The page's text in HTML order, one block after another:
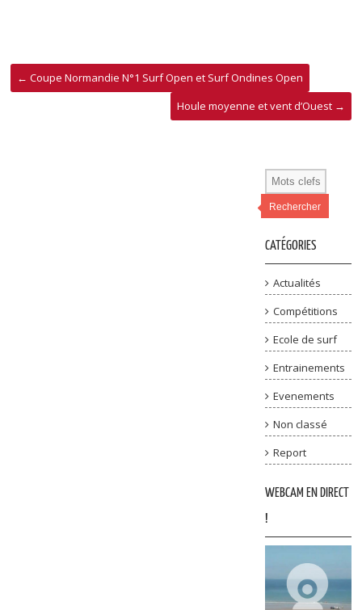
← Coupe Normandie N°1 Surf Open et Surf Ondines Open
Houle moyenne et vent d’Ouest →
Rechercher
CATÉGORIES
Actualités
Compétitions
Ecole de surf
Entrainements
Evenements
Non classé
Report
WEBCAM EN DIRECT
!